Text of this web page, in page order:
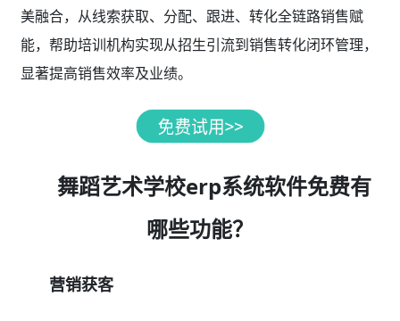
美融合，从线索获取、分配、跟进、转化全链路销售赋
能，帮助培训机构实现从招生引流到销售转化闭环管理，
显著提高销售效率及业绩。
舞蹈艺术学校erp系统软件免费有
哪些功能？
营销获客